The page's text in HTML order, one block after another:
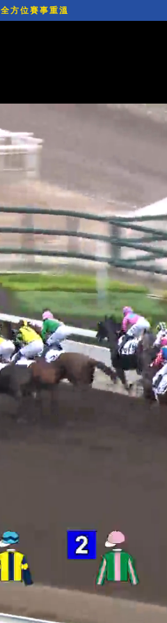
全方位賽事重溫